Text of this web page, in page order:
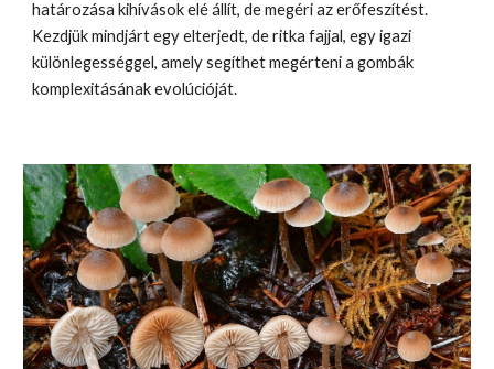
határozása kihívások elé állít, de megéri az erőfeszítést.
Kezdjük mindjárt egy elterjedt, de ritka fajjal, egy igazi
különlegességgel, amely segíthet megérteni a gombák
komplexitásának evolúcióját.